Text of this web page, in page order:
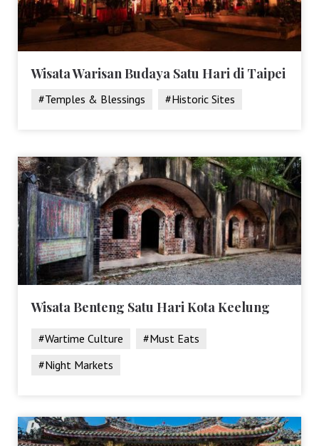
Wisata Warisan Budaya Satu Hari di Taipei
#Temples & Blessings #Historic Sites
Wisata Benteng Satu Hari Kota Keelung
#Wartime Culture
#Must Eats
#Night Markets